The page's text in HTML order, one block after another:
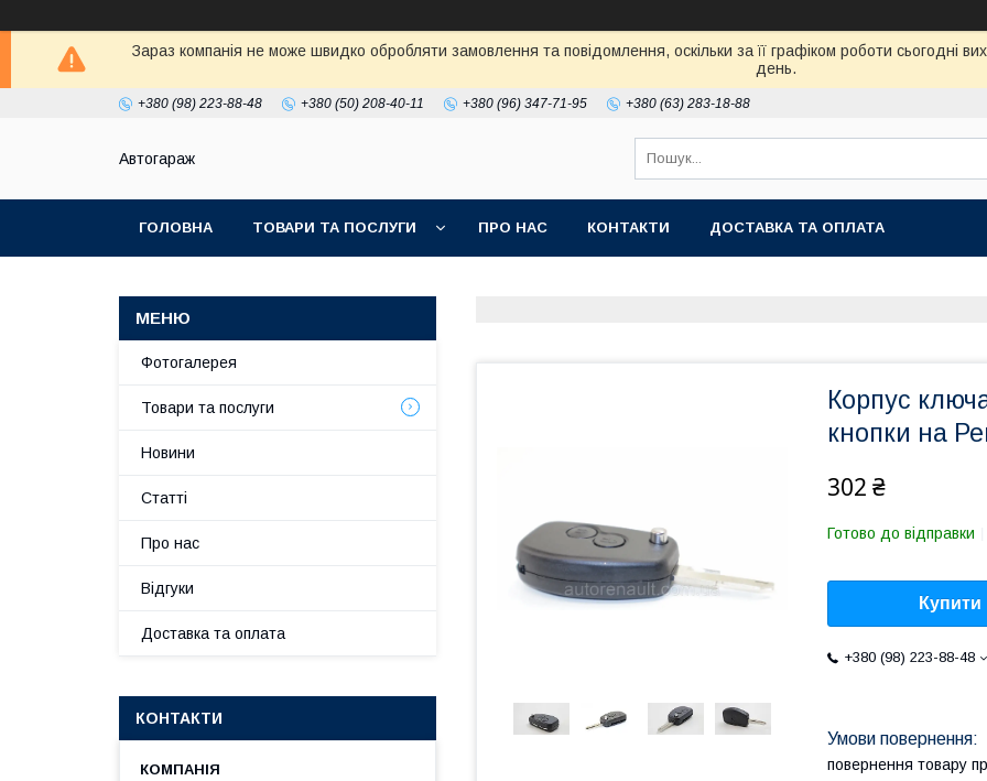
Зараз компанія не може швидко обробляти замовлення та повідомлення, оскільки за її графіком роботи сьогодні
день.
+380 (98) 223-88-48 +380 (50) 208-40-11 +380 (96) 347-71-95 +380 (63) 283-18-88
Автогараж
ГОЛОВНА ТОВАРИ ТА ПОСЛУГИ ПРО НАС КОНТАКТИ ДОСТАВКА ТА ОПЛАТА
Корпус
кнопки на
302 ₴
Готово до відправки
Купити
+380 (98) 223-88-48
повернення товару
Фотогалерея
Товари та послуги
Новини
Статті
Про нас
Відгуки
Доставка та оплата
КОНТАКТИ